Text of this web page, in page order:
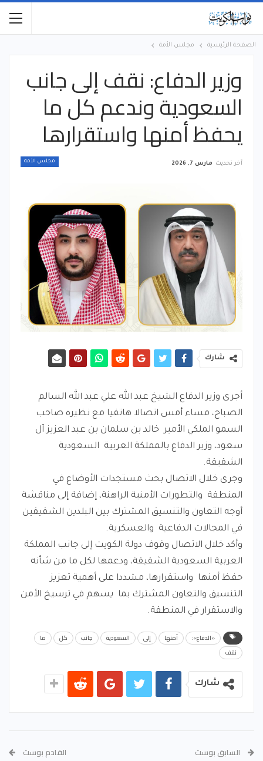
الصفحة الرئيسية مجلس الأمة
وزير الدفاع: نقف إلى جانب
السعودية وندعم كل ما
يحفظ أمنها واستقرارها
مجلس الأمة آخر تحديث مارس 7, 2026
شارك
أجرى وزير الدفاع الشيخ عبد الله علي عبد الله السالم
الصباح، مساء أمس اتصالا هاتفيا مع نظيره صاحب
السمو الملكي الأمير خالد بن سلمان بن عبد العزيز آل
سعود، وزير الدفاع بالمملكة العربية السعودية
الشقيقة.
وجرى خلال الاتصال بحث مستجدات الأوضاع في
المنطقة والتطورات الأمنية الراهنة، إضافة إلى مناقشة
أوجه التعاون والتنسيق المشترك بين البلدين الشقيقين
في المجالات الدفاعية والعسكرية.
وأكد خلال الاتصال وقوف دولة الكويت إلى جانب المملكة
العربية السعودية الشقيقة، ودعمها لكل ما من شأنه
حفظ أمنها واستقرارها، مشددا على أهمية تعزيز
التنسيق والتعاون المشترك بما يسهم في ترسيخ الأمن
والاستقرار في المنطقة.
«الدفاع»: أمنها إلى السعودية جانب كل
ما
نقف
شارك
السابق بوست القادم بوست